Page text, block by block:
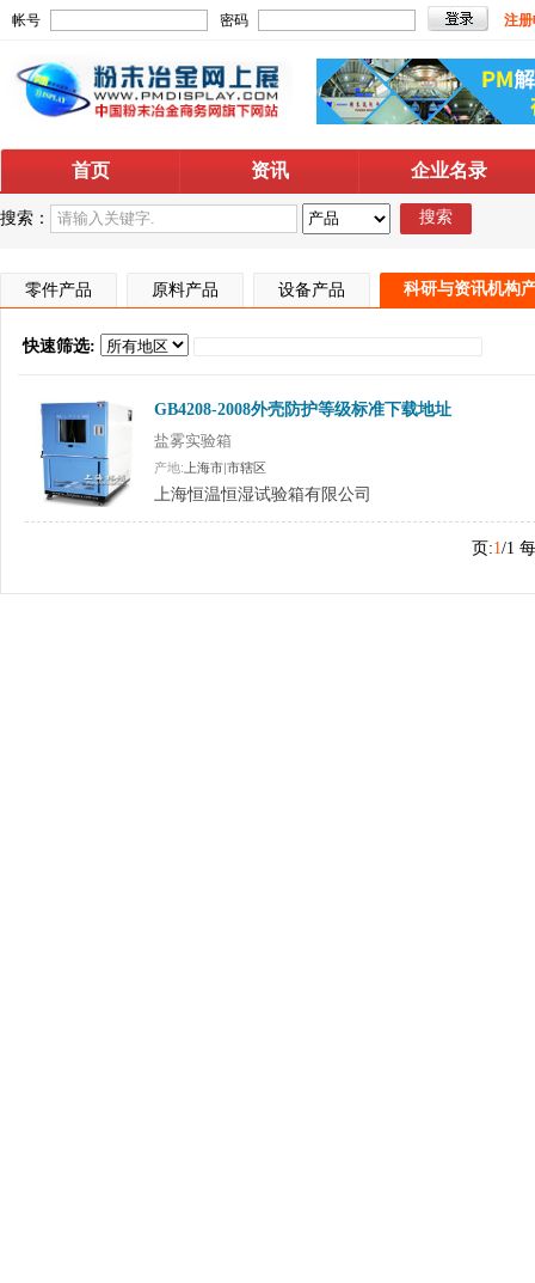
帐号 密码 注
首页 资讯 企业名录
搜索： 搜索
零件产品 原料产品 设备产品 科研与资讯机构
快速筛选:
GB4208-2008外壳防护等级标准下载地址
盐雾实验箱
产地: 上海市|市辖区
上海恒温恒湿试验箱有限公司
页:1/1